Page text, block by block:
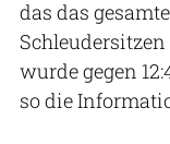
das das
wurde gegen
so die